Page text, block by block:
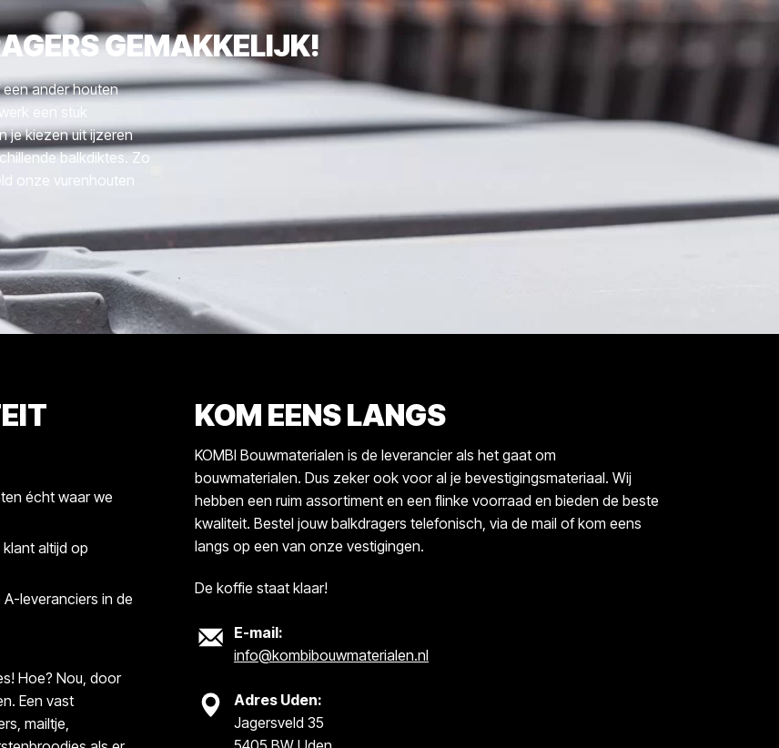
GEMAKKELIJK!
ander houten
een stuk
je kiezen uit ijzeren
balkdiktes. Zo
onze vurenhouten
écht waar we
altijd op
leveranciers in de
Hoe? Nou, door
Een vast
mailtje,
KOM EENS LANGS
KOMBI Bouwmaterialen is de leverancier als het gaat om
bouwmaterialen. Dus zeker ook voor al je bevestigingsmateriaal. Wij
hebben een ruim assortiment en een flinke voorraad en bieden de beste
kwaliteit. Bestel jouw balkdragers telefonisch, via de mail of kom eens
langs op een van onze vestigingen.
De koffie staat klaar!
E-mail:
info@kombibouwmaterialen.nl
Adres Uden:
Jagersveld 35